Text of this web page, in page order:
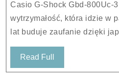
Casio G-Shock Gbd-800Uc-3 G-Squad –
wytrzymałość, która idzie w
lat buduje zaufanie dzięki
Read Full
Full